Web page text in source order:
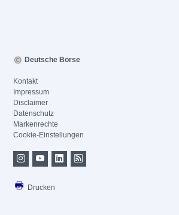
Deutsche Börse
Kontakt
Impressum
Disclaimer
Datenschutz
Markenrechte
Cookie-Einstellungen
Drucken